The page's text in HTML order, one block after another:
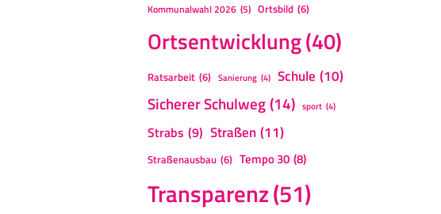
Kommunalwahl 2026 (5) Ortsbild (6)
Ortsentwicklung(40)
Ratsarbeit (6) Sanierung (4) Schule (10)
Sicherer Schulweg(14) sport (4)
Strabs (9) Straßen(11)
Straßenausbau (6) Tempo 30 (8)
Transparenz(51)